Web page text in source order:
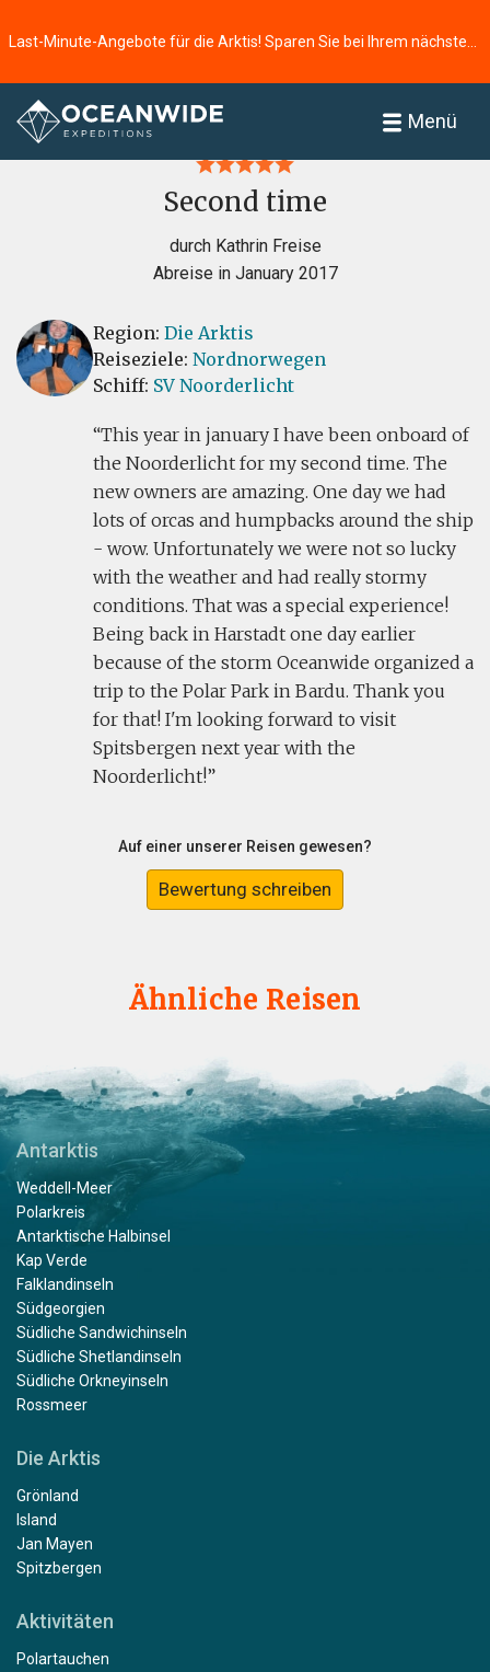
Menü
Startseite
Second time
durch Kathrin Freise
Abreise in January 2017
Region: Die Arktis
Reiseziele: Nordnorwegen
Schiff: SV Noorderlicht
This year in january I have been onboard of
the Noorderlicht for my second time. The
new owners are amazing. One day we had
lots of orcas and humpbacks around the ship
- wow. Unfortunately we were not so lucky
with the weather and had really stormy
conditions. That was a special experience!
Being back in Harstadt one day earlier
because of the storm Oceanwide organized a
trip to the Polar Park in Bardu. Thank you
for that! I'm looking forward to visit
Spitsbergen next year with the
Noorderlicht!
Auf einer unserer Reisen gewesen?
Bewertung schreiben
Ähnliche Reisen
Antarktis
Weddell-Meer
Polarkreis
Antarktische Halbinsel
Kap Verde
Falklandinseln
Südgeorgien
Südliche Sandwichinseln
Südliche Shetlandinseln
Südliche Orkneyinseln
Rossmeer
Die Arktis
Grönland
Island
Jan Mayen
Spitzbergen
Aktivitäten
Polartauchen